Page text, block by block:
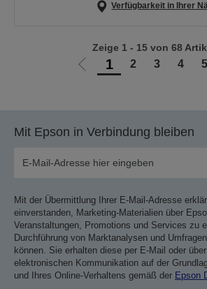
Verfügbarkeit in Ihrer
Zur
1 2 3 4 5
Zeige 1 - 15 von 68
Mit Epson in Verbindung bleiben
Mit der Übermittlung Ihrer E-Mail-Adresse
einverstanden, Marketing-Materialien über
Veranstaltungen, Promotions und Services zu
Durchführung von Marktanalysen und
können. Sie erhalten diese per E-Mail oder
elektronischen Kommunikation auf der
und Ihres Online-Verhaltens gemäß der Epson